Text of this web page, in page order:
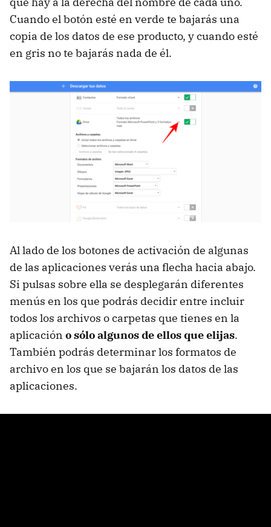
Cuando el botón esté en verde te bajarás una
copia de los datos de ese producto, y cuando esté
en gris no te bajarás nada de él.
Al lado de los botones de activación de algunas
de las aplicaciones verás una flecha hacia abajo.
Si pulsas sobre ella se desplegarán diferentes
menús en los que podrás decidir entre incluir
todos los archivos o carpetas que tienes en la
aplicación o sólo algunos de ellos que elijas.
También podrás determinar los formatos de
archivo en los que se bajarán los datos de las
aplicaciones.